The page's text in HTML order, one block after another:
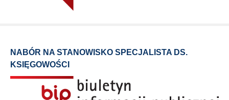
NABÓR NA STANOWISKO SPECJALISTA DS.
KSIĘGOWOŚCI